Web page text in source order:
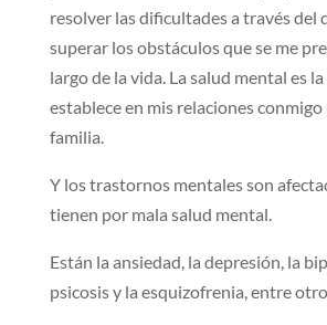
resolver las dificultades a través del
superar los obstáculos que se me
largo de la vida. La salud mental es
establece en mis relaciones conmigo
familia.
Y los trastornos mentales son
tienen por mala salud mental.
Están la ansiedad, la depresión, la
psicosis y la esquizofrenia, entre